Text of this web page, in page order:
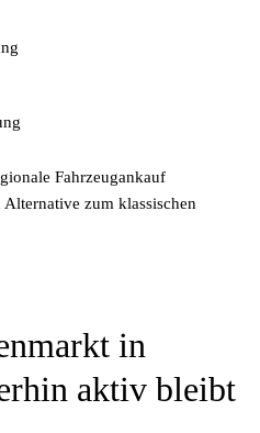
Fahrzeugankauf
zum klassischen
in
aktiv bleibt